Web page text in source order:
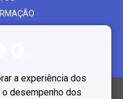
a experiência dos
desempenho dos